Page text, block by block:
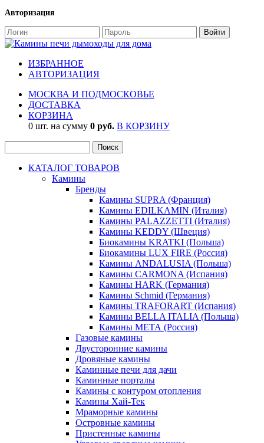
Авторизация
ИЗБРАННОЕ
АВТОРИЗАЦИЯ
МОСКВА И ПОДМОСКОВЬЕ
ДОСТАВКА
КОРЗИНА
0 шт. на сумму 0 руб. В КОРЗИНУ
КАТАЛОГ ТОВАРОВ
Камины
Бренды
Камины SUPRA (Франция)
Камины EDILKAMIN (Италия)
Камины PALAZZETTI (Италия)
Камины KEDDY (Швеция)
Биокамины KRATKI (Польша)
Биокамины LUX FIRE (Россия)
Камины ANDALUSIA (Польша)
Камины CARMONA (Испания)
Камины HARK (Германия)
Камины Schmid (Германия)
Камины TRAFORART (Испания)
Камины BELLA ITALIA (Польша)
Камины МЕТА (Россия)
Газовые камины
Двусторонние камины
Дровяные камины
Каминные печи для дачи
Каминные порталы
Камины с контуром отопления
Камины Хай-Тек
Мраморные камины
Островные камины
Пристенные камины